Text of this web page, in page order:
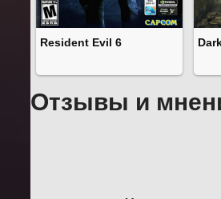
Resident Evil 6
Отзывы и